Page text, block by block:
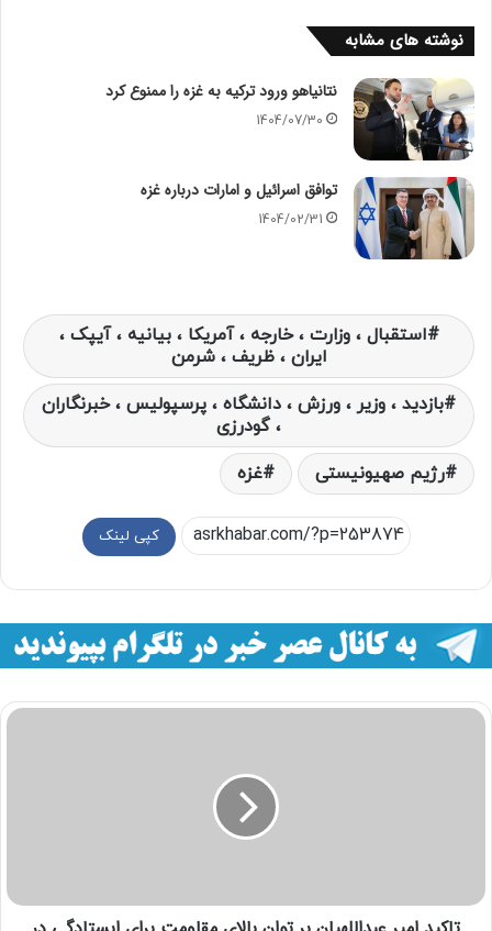
نوشته های مشابه
نتانیاهو ورود ترکیه به غزه را ممنوع کرد
1404/07/30
توافق اسرائیل و امارات درباره غزه
1404/02/31
استقبال ، وزارت ، خارجه ، آمریکا ، بیانیه ، آیپک ،
ایران ، ظریف ، شرمن
بازدید ، وزیر ، ورزش ، دانشگاه ، پرسپولیس ، خبرنگاران
، گودرزی
رژیم صهیونیستی
غزه
کپی لینک